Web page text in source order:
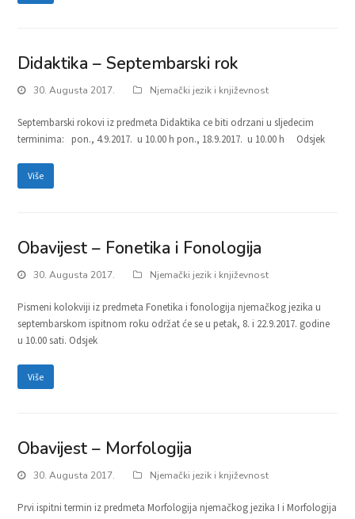
Didaktika – Septembarski rok
30. Augusta 2017. Njemački jezik i književnost
Septembarski rokovi iz predmeta Didaktika ce biti odrzani u sljedecim
terminima: pon., 4.9.2017. u 10.00 h pon., 18.9.2017. u 10.00 h Odsjek
Više
Obavijest – Fonetika i Fonologija
30. Augusta 2017. Njemački jezik i književnost
Pismeni kolokviji iz predmeta Fonetika i fonologija njemačkog jezika u
septembarskom ispitnom roku održat će se u petak, 8. i 22.9.2017. godine
u 10.00 sati. Odsjek
Više
Obavijest – Morfologija
30. Augusta 2017. Njemački jezik i književnost
Prvi ispitni termin iz predmeta Morfologija njemačkog jezika I i Morfologija